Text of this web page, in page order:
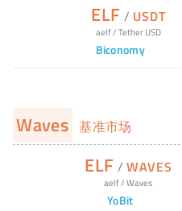
ELF / USDT
aelf/Tether USD
Biconomy
Waves 基准市场
ELF / WAVES
aelf/Waves
YoBit